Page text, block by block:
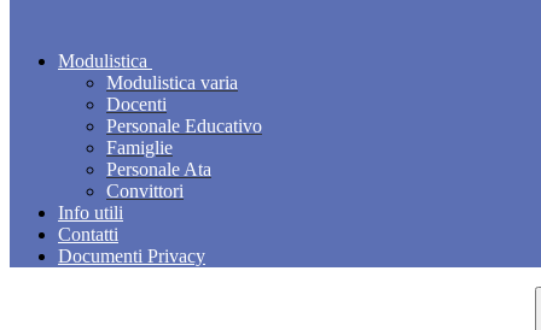
Modulistica
Modulistica varia
Docenti
Personale Educativo
Famiglie
Personale Ata
Convittori
Info utili
Contatti
Documenti Privacy